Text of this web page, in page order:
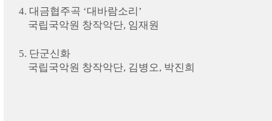
4. 대금협주곡 ‘대바람소리 ’
국립국악원 창작악단, 임재원
5. 단군신화
국립국악원 창작악단, 김병오, 박진희